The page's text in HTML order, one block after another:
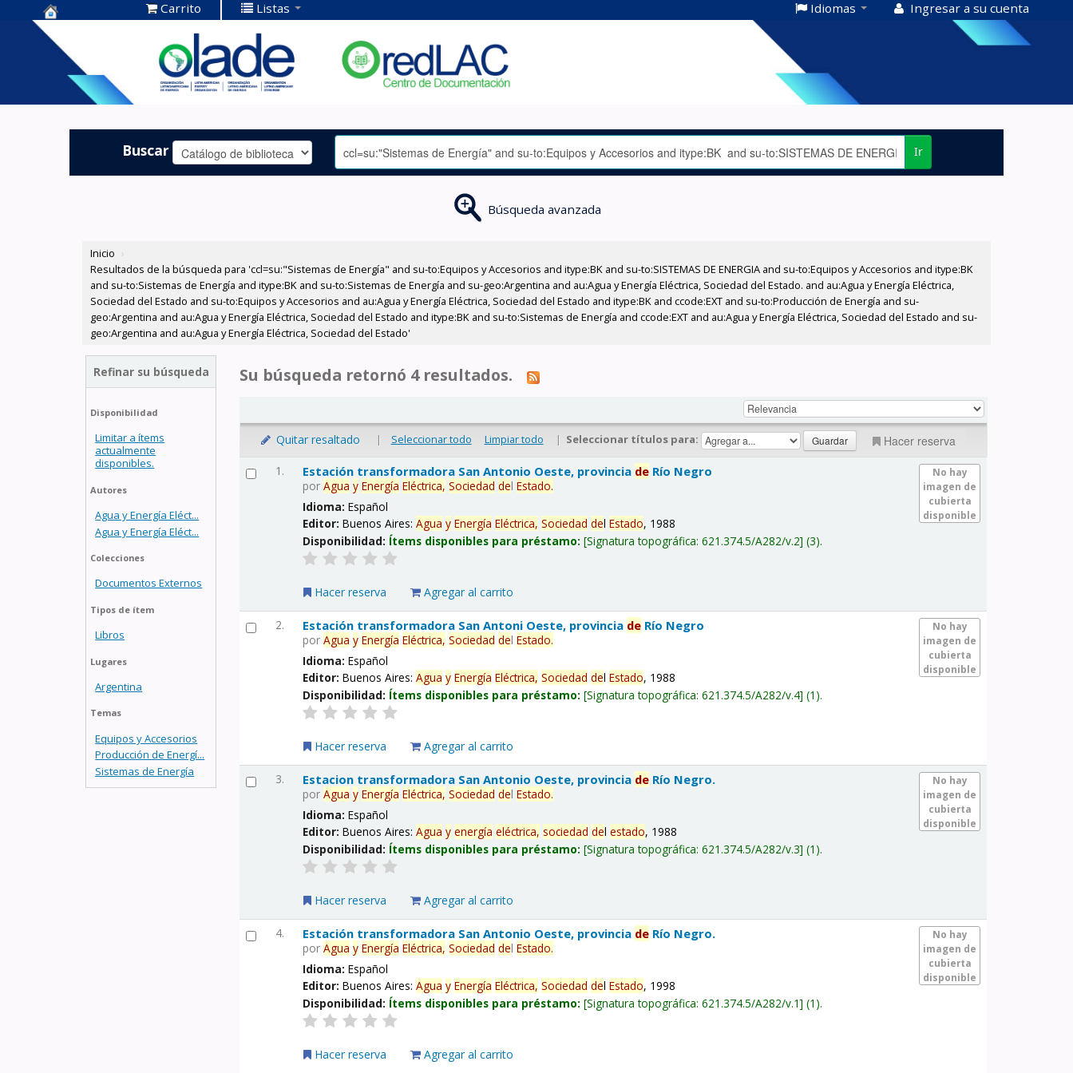
Centro de
Documentación
OLADE -
Carrito Listas Idiomas Ingresar a su cuenta
Buscar Ir
Búsqueda avanzada
Inicio ›
Resultados de la búsqueda para 'ccl=su:"Sistemas de Energía" and su-to:Equipos y Accesorios and itype:BK and su-to:SISTEMAS DE ENERGIA and su-to:Equipos y Accesorios and itype:BK
and su-to:Sistemas de Energía and itype:BK and su-to:Sistemas de Energía and su-geo:Argentina and au:Agua y Energía Eléctrica, Sociedad del Estado. and au:Agua y Energía Eléctrica,
Sociedad del Estado and su-to:Equipos y Accesorios and au:Agua y Energía Eléctrica, Sociedad del Estado and itype:BK and ccode:EXT and su-to:Producción de Energía and su-
geo:Argentina and au:Agua y Energía Eléctrica, Sociedad del Estado and itype:BK and su-to:Sistemas de Energía and ccode:EXT and au:Agua y Energía Eléctrica, Sociedad del Estado and su-
geo:Argentina and au:Agua y Energía Eléctrica, Sociedad del Estado'
Refinar su búsqueda
Disponibilidad
Limitar a ítems
actualmente
disponibles.
Autores
Agua y Energía Eléct...
Agua y Energía Eléct...
Colecciones
Documentos Externos
Tipos de ítem
Libros
Lugares
Argentina
Temas
Equipos y Accesorios
Producción de Energí...
Sistemas de Energía
Su búsqueda retornó 4 resultados.
Quitar resaltado | Seleccionar todo Limpiar todo | Seleccionar títulos para: Hacer reserva
1.
No hay
imagen de
cubierta
disponible
Estación transformadora San Antonio Oeste, provincia de Río Negro
porAgua y Energía Eléctrica, Sociedad delEstado.
Idioma:Español
Editor:Buenos Aires:Agua y Energía Eléctrica, Sociedad delEstado, 1988
Disponibilidad: Ítems disponibles para préstamo: Signatura topográfica:621.374.5/A282/v.2 (3).
Hacer reserva Agregar al carrito
2.
No hay
imagen de
cubierta
disponible
Estación transformadora San Antoni Oeste, provincia de Río Negro
porAgua y Energía Eléctrica, Sociedad delEstado.
Idioma:Español
Editor:Buenos Aires:Agua y Energía Eléctrica, Sociedad delEstado, 1988
Disponibilidad: Ítems disponibles para préstamo: Signatura topográfica:621.374.5/A282/v.4 (1).
Hacer reserva Agregar al carrito
3.
No hay
imagen de
cubierta
disponible
Estacion transformadora San Antonio Oeste, provincia de Río Negro.
porAgua y Energía Eléctrica, Sociedad delEstado.
Idioma:Español
Editor:Buenos Aires:Agua y energía eléctrica, sociedad delestado, 1988
Disponibilidad: Ítems disponibles para préstamo: Signatura topográfica:621.374.5/A282/v.3 (1).
Hacer reserva Agregar al carrito
4.
No hay
imagen de
cubierta
disponible
Estación transformadora San Antonio Oeste, provincia de Río Negro.
porAgua y Energía Eléctrica, Sociedad delEstado.
Idioma:Español
Editor:Buenos Aires:Agua y Energía Eléctrica, Sociedad delEstado, 1998
Disponibilidad: Ítems disponibles para préstamo: Signatura topográfica:621.374.5/A282/v.1 (1).
Hacer reserva Agregar al carrito